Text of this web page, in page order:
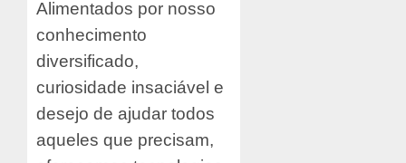
Alimentados por nosso
conhecimento
diversificado,
curiosidade insaciável e
desejo de ajudar todos
aqueles que precisam,